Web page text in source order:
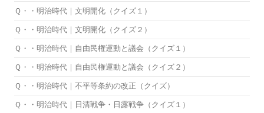
Ｑ・・明治時代｜文明開化（クイズ１）
Ｑ・・明治時代｜文明開化（クイズ２）
Ｑ・・明治時代｜自由民権運動と議会（クイズ１）
Ｑ・・明治時代｜自由民権運動と議会（クイズ２）
Ｑ・・明治時代｜不平等条約の改正（クイズ）
Ｑ・・明治時代｜日清戦争・日露戦争（クイズ１）